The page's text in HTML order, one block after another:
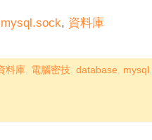
mysql.sock, 資料庫
料庫, 電腦密技,database, mysql,